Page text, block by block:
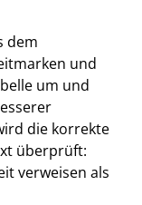
dem
und
um und
die korrekte
überprüft:
verweisen als